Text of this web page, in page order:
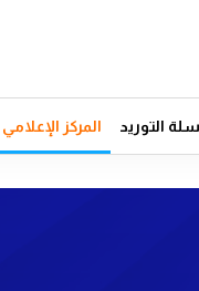
التوريد المركز الإعلامي